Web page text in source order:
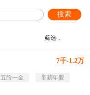
搜索
筛选
7千-1.2万
五险一金
带薪年假